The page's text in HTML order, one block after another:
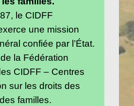
le CIDFF
une mission
confiée par l’État.
la Fédération
CIDFF – Centres
sur les droits des
familles.